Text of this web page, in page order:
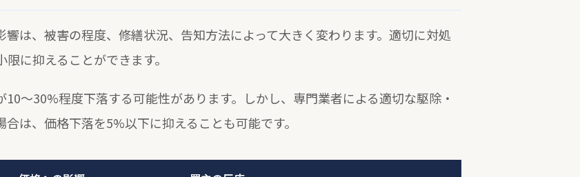
は、被害の程度、修繕状況、告知方法によって大きく変わります。適切に対処
に抑えることができます。
〜30%程度下落する可能性があります。しかし、専門業者による適切な駆除・
は、価格下落を5%以下に抑えることも可能です。